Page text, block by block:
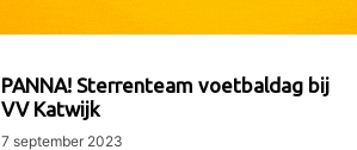
PANNA! Sterrenteam voetbaldag bij
VV Katwijk
7 september 2023